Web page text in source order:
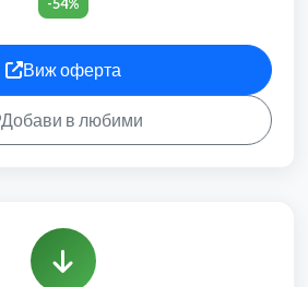
Виж оферта
Добави в любими